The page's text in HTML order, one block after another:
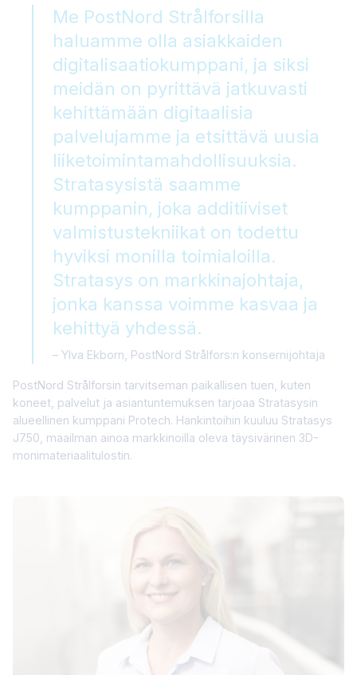
Me PostNord Strålforsilla
haluamme olla asiakkaiden
digitalisaatiokumppani, ja siksi
meidän on pyrittävä jatkuvasti
kehittämään digitaalisia
palvelujamme ja etsittävä uusia
liiketoimintamahdollisuuksia.
Stratasysistä saamme
kumppanin, joka additiiviset
valmistustekniikat on todettu
hyviksi monilla toimialoilla.
Stratasys on markkinajohtaja,
jonka kanssa voimme kasvaa ja
kehittyä yhdessä.
Ylva Ekborn, PostNord Strålfors:n konsernijohtaja
PostNord Strålforsin tarvitseman paikallisen tuen, kuten
koneet, palvelut ja asiantuntemuksen tarjoaa Stratasysin
alueellinen kumppani Protech. Hankintoihin kuuluu Stratasys
J750, maailman ainoa markkinoilla oleva täysivärinen 3D-
monimateriaalitulostin.